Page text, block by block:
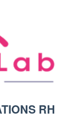
RH